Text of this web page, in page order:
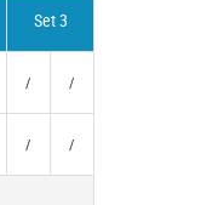
Set 3
/ /
/ /